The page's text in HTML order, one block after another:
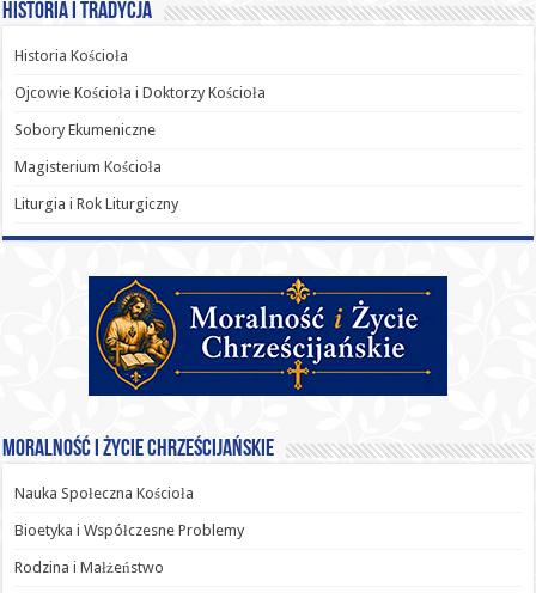
Historia i Tradycja
Historia Kościoła
Ojcowie Kościoła i Doktorzy Kościoła
Sobory Ekumeniczne
Magisterium Kościoła
Liturgia i Rok Liturgiczny
Moralność i Życie Chrześcijańskie
Nauka Społeczna Kościoła
Bioetyka i Współczesne Problemy
Rodzina i Małżeństwo